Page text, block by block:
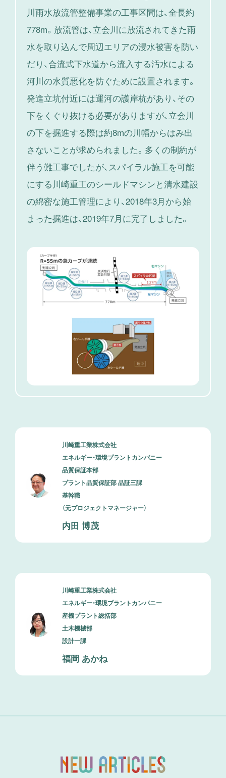
川雨水放流管整備事業の工事区間は、全長約
778m。放流管は、立会川に放流されてきた雨
水を取り込んで周辺エリアの浸水被害を防い
だり、合流式下水道から流入する汚水による
河川の水質悪化を防ぐために設置されます。
発進立坑付近には運河の護岸杭があり、その
下をくぐり抜ける必要がありますが、立会川
の下を掘進する際は約8mの川幅からはみ出
さないことが求められました。多くの制約が
伴う難工事でしたが、スパイラル施工を可能
にする川崎重工のシールドマシンと清水建設
の綿密な施工管理により、2018年3月から始
まった掘進は、2019年7月に完了しました。
川崎重工業株式会社
エネルギー・環境プラントカンパニー
品質保証本部
プラント品質保証部 品証三課
基幹職
（元プロジェクトマネージャー）
内田 博茂
川崎重工業株式会社
エネルギー・環境プラントカンパニー
産機プラント総括部
土木機械部
設計一課
福岡 あかね